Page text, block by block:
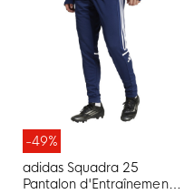
-49%
adidas Squadra 25
Pantalon d'Entraînement